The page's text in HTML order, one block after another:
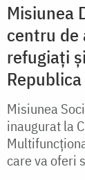
Misiunea
centru
refugiați
Misiunea
inaugurat la
care va oferi